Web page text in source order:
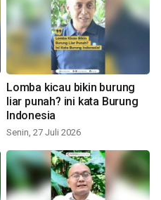
Lomba kicau bikin burung
liar punah? ini kata Burung
Indonesia
Senin, 27 Juli 2026